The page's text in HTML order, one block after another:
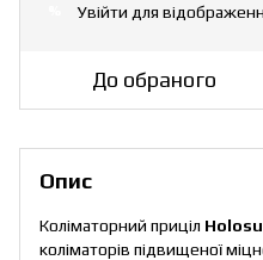
Увійти для
До обраного
Опис
Коліматорний приціл
коліматорів підвищеної